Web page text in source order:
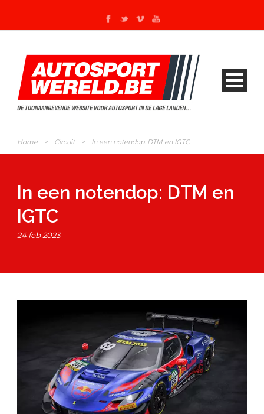
Home > Circuit > In een notendop: DTM en IGTC
In een notendop: DTM en
IGTC
24 feb 2023